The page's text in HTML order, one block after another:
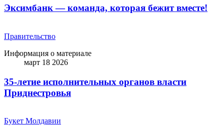
Эксимбанк — команда, которая бежит вместе!
Правительство
Информация о материале
март 18 2026
35-летие исполнительных органов власти
Приднестровья
Букет Молдавии